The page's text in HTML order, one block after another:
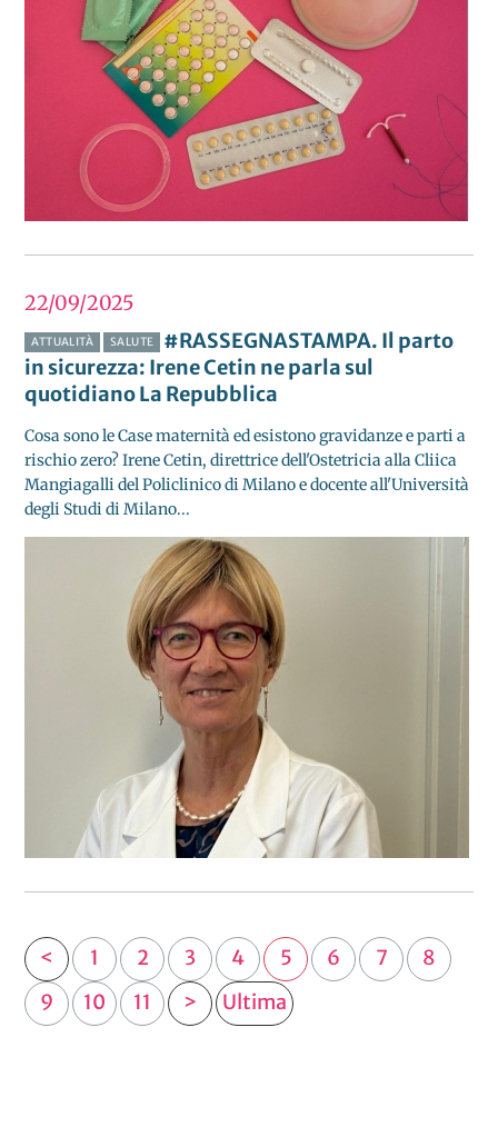
22/092025
ATTUALITÀ SALUTE
#RASSEGNASTAMPA. Il parto
in sicurezza: Irene Cetin ne parla sul
quotidiano La Repubblica
Cosa sono le Case maternità ed esistono gravidanze e parti a
rischio zero? Irene Cetin, direttrice dell'Ostetricia alla Cliica
Mangiagalli del Policlinico di Milano e docente all'Università
degli Studi di Milano...
< 1 2 3 4 5 6 7
8
9
10 11 > Ultima